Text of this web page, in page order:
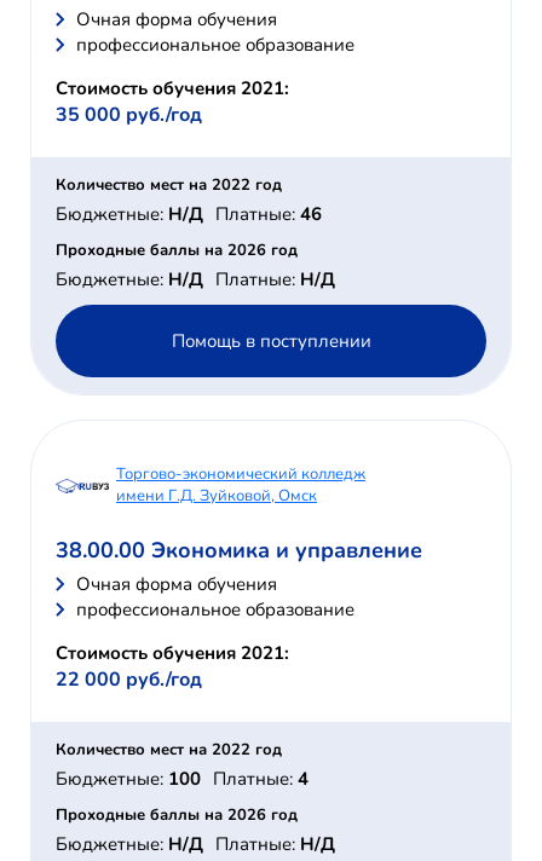
Очная форма обучения
профессиональное образование
Стоимость обучения 2021:
35 000 руб./год
Количество мест на 2022 год
Бюджетные: Н/Д Платные: 46
Проходные баллы на 2026 год
Бюджетные: Н/Д Платные: Н/Д
Помощь в поступлении
Торгово-экономический колледж
имени Г.Д. Зуйковой, Омск
38.00.00 Экономика и управление
Очная форма обучения
профессиональное образование
Стоимость обучения 2021:
22 000 руб./год
Количество мест на 2022 год
Бюджетные: 100 Платные: 4
Проходные баллы на 2026 год
Бюджетные: Н/Д Платные: Н/Д